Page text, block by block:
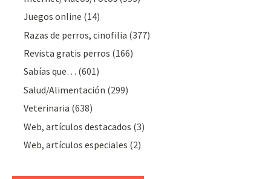
Juegos online (14)
Razas de perros, cinofilia (377)
Revista gratis perros (166)
Sabías que… (601)
Salud/Alimentación (299)
Veterinaria (638)
Web, artículos destacados (3)
Web, artículos especiales (2)